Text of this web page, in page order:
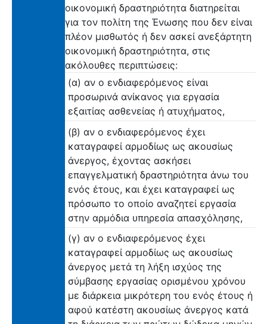
οικονομική δραστηριότητα διατηρείται
για τον πολίτη της Ένωσης που δεν είναι
πλέον μισθωτός ή δεν ασκεί ανεξάρτητη
οικονομική δραστηριότητα, στις
ακόλουθες περιπτώσεις:
(α) αν ο ενδιαφερόμενος είναι
προσωρινά ανίκανος για εργασία
εξαιτίας ασθενείας ή ατυχήματος,
(β) αν ο ενδιαφερόμενος έχει
καταγραφεί αρμοδίως ως ακουσίως
άνεργος, έχοντας ασκήσει
επαγγελματική δραστηριότητα άνω του
ενός έτους, και έχει καταγραφεί ως
πρόσωπο το οποίο αναζητεί εργασία
στην αρμόδια υπηρεσία απασχόλησης,
(γ) αν ο ενδιαφερόμενος έχει
καταγραφεί αρμοδίως ως ακουσίως
άνεργος μετά τη λήξη ισχύος της
σύμβασης εργασίας ορισμένου χρόνου
με διάρκεια μικρότερη του ενός έτους ή
αφού κατέστη ακουσίως άνεργος κατά